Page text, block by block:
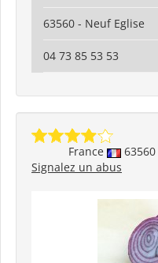
63560 - Neuf Eglise
04 73 85 53 53
France 63560
Signalez un abus